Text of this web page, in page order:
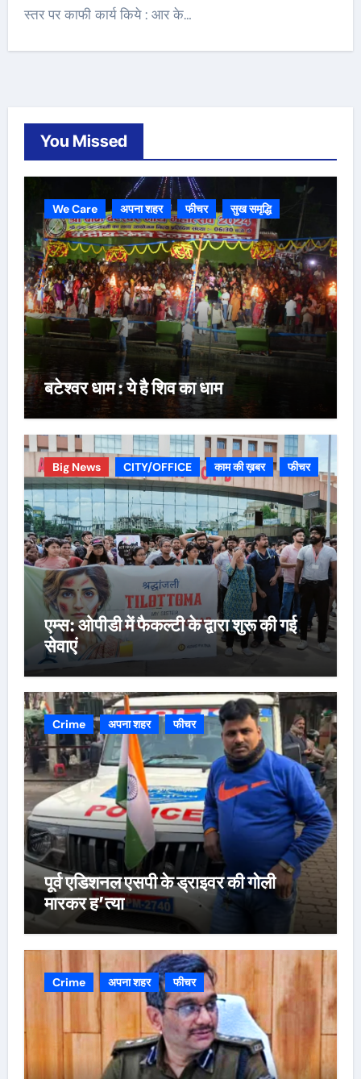
स्तर पर काफी कार्य किये : आर के…
You Missed
We Care अपना शहर फीचर सुख समृद्धि
बटेश्वर धाम : ये है शिव का धाम
Big News CITY/OFFICE काम की ख़बर फीचर
एम्स: ओपीडी में फैकल्टी के द्वारा शुरू की गई
सेवाएं
Crime अपना शहर फीचर
पूर्व एडिशनल एसपी के ड्राइवर की गोली
मारकर ह’त्या
Crime अपना शहर फीचर